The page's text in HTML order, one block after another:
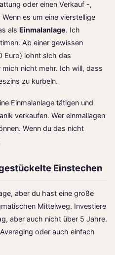
oder einen Verkauf -,
es um eine vierstellige
als Einmalanlage. Ich
Ab einer gewissen
Euro) lohnt sich das
nicht mehr. Ich will, dass
zu kurbeln.
Einmalanlage tätigen und
verkaufen. Wer einmallagen
Wenn du das nicht
Einstechen
aber du hast eine große
Mittelweg. Investiere
aber auch nicht über 5 Jahre.
oder auch einfach